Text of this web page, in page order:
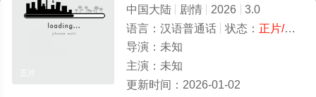
中国大陆 剧情 2026
3.0
语言： 汉语普通话 状态： 正片/高清
导演： 未知
主演： 未知
更新时间： 2026-01-02